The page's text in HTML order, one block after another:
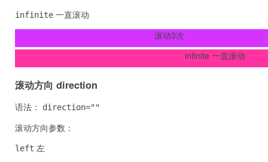
infinite 一直滚动
滚动3次
infinite 一直滚动
滚动方向 direction
语法： direction=""
滚动方向参数：
left 左